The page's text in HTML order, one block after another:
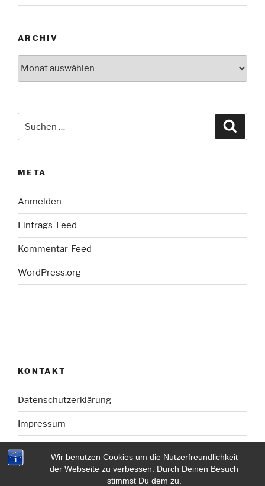
Wir benutzen Cookies um die Nutzerfreundlichkeit
der Webseite zu verbessen. Durch Deinen Besuch
stimmst Du dem zu.
ARCHIV
META
Anmelden
Eintrags-Feed
Kommentar-Feed
WordPress.org
KONTAKT
Datenschutzerklärung
Impressum